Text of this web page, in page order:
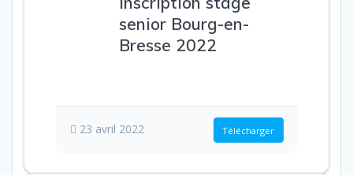
senior Bourg-en-
Bresse 2022
23 avril 2022 Télécharger